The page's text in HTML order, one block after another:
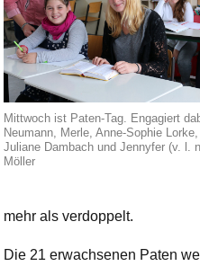
Mittwoch ist Paten-Tag. Engagiert
Neumann, Merle, Anne-Sophie Lorke,
Juliane Dambach und Jennyfer (v. l.
Möller
mehr als verdoppelt.
Die 21 erwachsenen Paten